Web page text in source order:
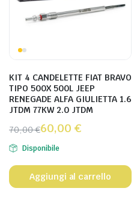
KIT 4 CANDELETTE FIAT BRAVO
TIPO 500X 500L JEEP
RENEGADE ALFA GIULIETTA 1.6
JTDM 77KW 2.0 JTDM
70,00€60,00 €
Disponibile
Aggiungi al carrello